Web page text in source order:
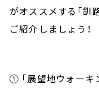
がオススメする「釧
ご紹介しましょう！
① 「展望地ウォーキン